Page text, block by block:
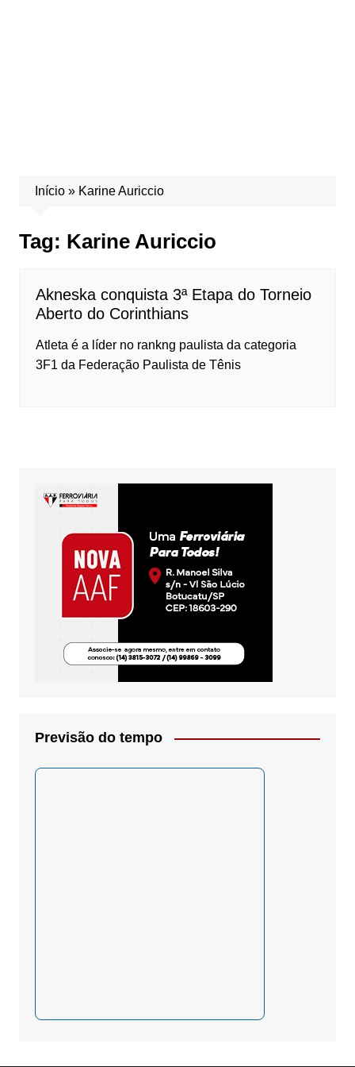
Início» Karine Auriccio
Tag: Karine Auriccio
Akneska conquista 3ª Etapa do Torneio
Aberto do Corinthians
Atleta é a líder no rankng paulista da categoria
3F1 da Federação Paulista de Tênis
Previsão do tempo